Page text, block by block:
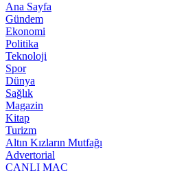
Ana Sayfa
Gündem
Ekonomi
Politika
Teknoloji
Spor
Dünya
Sağlık
Magazin
Kitap
Turizm
Altın Kızların Mutfağı
Advertorial
CANLI MAÇ